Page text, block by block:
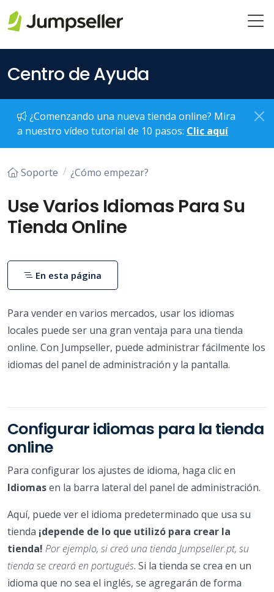
Centro de Ayuda
¿Comenzando una nueva tienda online? Mira
a nuestro vídeo tutorial de 10 pasos: Clic aquí
Soporte ¿Cómo empezar?
Use Varios Idiomas Para Su
Tienda Online
Para vender en varios mercados, usar los idiomas
locales puede ser una gran ventaja para una tienda
online. Con Jumpseller, puede administrar fácilmente los
idiomas del panel de administración y la pantalla.
Configurar idiomas para la tienda
online
Para configurar los ajustes de idioma, haga clic en
Idiomasen la barra lateral del panel de administración.
Aquí, puede ver el idioma predeterminado que usa su
tienda ¡depende de lo que utilizó para crear la
tienda! Por ejemplo, si creó una tienda Jumpseller.pt, su
tienda se creará en portugués. Si la tienda se crea en un
idioma que no sea el inglés, se agregarán de forma
En esta página